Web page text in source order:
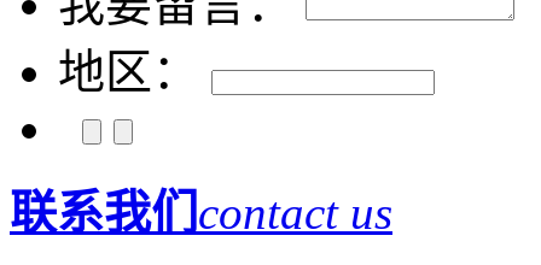
地区：
联系我们 contact us